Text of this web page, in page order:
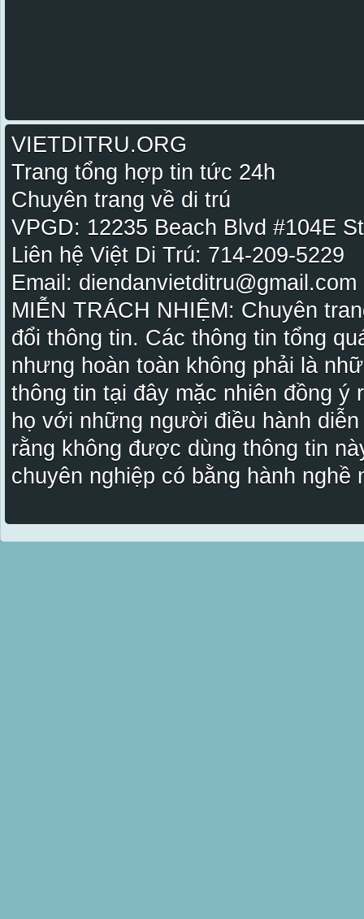
VIETDITRU.ORG
Trang tổng hợp tin tức 24h
Chuyên trang về di trú
VPGD: 12235 Beach Blvd #104E
Liên hệ Việt Di Trú: 714-209-5229
Email:
MIỄN TRÁCH NHIỆM: Chuyên
đổi thông tin. Các thông tin tổng
nhưng hoàn toàn không phải là
thông tin tại đây mặc nhiên đồng ý
họ với những người điều hành
rằng không được dùng thông tin
chuyên nghiệp có bằng hành